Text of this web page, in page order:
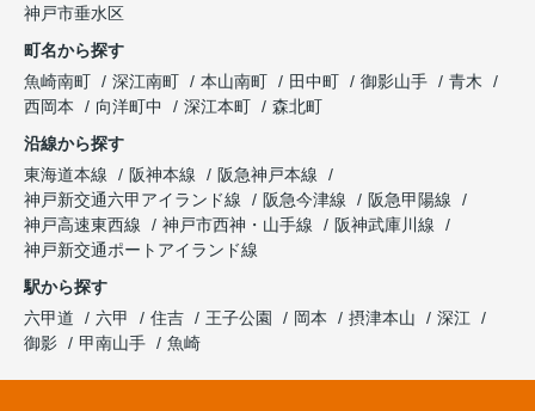
神戸市垂水区
町名から探す
魚崎南町
深江南町 本山南町 田中町 御影山手
青木
西岡本
向洋町中 深江本町
森北町
沿線から探す
東海道本線
阪神本線
阪急神戸本線
神戸新交通六甲アイランド線
阪急今津線
阪急甲陽線
神戸高速東西線
神戸市西神・山手線
阪神武庫川線
神戸新交通ポートアイランド線
駅から探す
六甲道
六甲 住吉 王子公園 岡本 摂津本山
深江
御影
甲南山手 魚崎